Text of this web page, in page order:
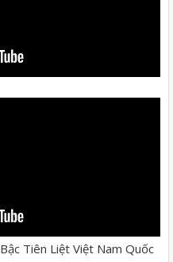
Tiên Liệt Việt Nam Quốc